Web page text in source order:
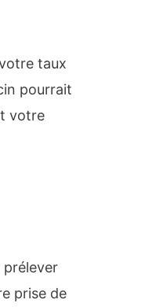
taux
pourrait
votre
prise de